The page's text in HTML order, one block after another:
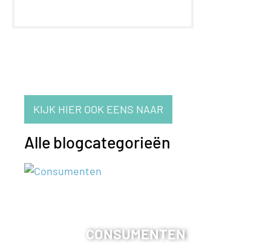
KIJK HIER OOK EENS NAAR
Alle blogcategorieën
CONSUMENTEN